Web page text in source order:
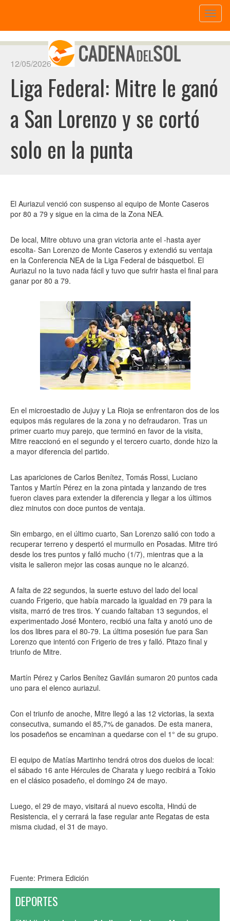
12/05/2026
Liga Federal: Mitre le ganó
a San Lorenzo y se cortó
solo en la punta
El Auriazul venció con suspenso al equipo de Monte Caseros
por 80 a 79 y sigue en la cima de la Zona NEA.
De local, Mitre obtuvo una gran victoria ante el -hasta ayer
escolta- San Lorenzo de Monte Caseros y extendió su ventaja
en la Conferencia NEA de la Liga Federal de básquetbol. El
Auriazul no la tuvo nada fácil y tuvo que sufrir hasta el final para
ganar por 80 a 79.
En el microestadio de Jujuy y La Rioja se enfrentaron dos de los
equipos más regulares de la zona y no defraudaron. Tras un
primer cuarto muy parejo, que terminó en favor de la visita,
Mitre reaccionó en el segundo y el tercero cuarto, donde hizo la
a mayor diferencia del partido.
Las apariciones de Carlos Benítez, Tomás Rossi, Luciano
Tantos y Martín Pérez en la zona pintada y lanzando de tres
fueron claves para extender la diferencia y llegar a los últimos
diez minutos con doce puntos de ventaja.
Sin embargo, en el último cuarto, San Lorenzo salió con todo a
recuperar terreno y despertó el murmullo en Posadas. Mitre tiró
desde los tres puntos y falló mucho (1/7), mientras que a la
visita le salieron mejor las cosas aunque no le alcanzó.
A falta de 22 segundos, la suerte estuvo del lado del local
cuando Frigerio, que había marcado la igualdad en 79 para la
visita, marró de tres tiros. Y cuando faltaban 13 segundos, el
experimentado José Montero, recibió una falta y anotó uno de
los dos libres para el 80-79. La última posesión fue para San
Lorenzo que intentó con Frigerio de tres y falló. Pitazo final y
triunfo de Mitre.
Martín Pérez y Carlos Benítez Gavilán sumaron 20 puntos cada
uno para el elenco auriazul.
Con el triunfo de anoche, Mitre llegó a las 12 victorias, la sexta
consecutiva, sumando el 85,7% de ganados. De esta manera,
los posadeños se encaminan a quedarse con el 1° de su grupo.
El equipo de Matías Martinho tendrá otros dos duelos de local:
el sábado 16 ante Hércules de Charata y luego recibirá a Tokio
en el clásico posadeño, el domingo 24 de mayo.
Luego, el 29 de mayo, visitará al nuevo escolta, Hindú de
Resistencia, el y cerrará la fase regular ante Regatas de esta
misma ciudad, el 31 de mayo.
Fuente: Primera Edición
DEPORTES